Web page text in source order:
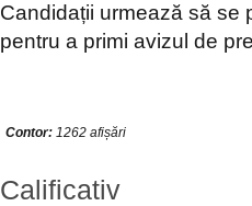
Candidații urmează să se
pentru a primi avizul de
Contor: 1262 afișări
Calificativ